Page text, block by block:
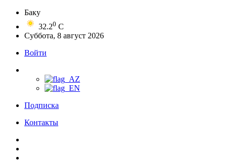
Баку
32.20 C
Суббота, 8 август 2026
Войти
Подписка
Контакты